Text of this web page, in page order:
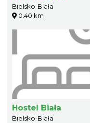
Bielsko-Biała
0.40 km
Hostel Biała
Bielsko-Biała